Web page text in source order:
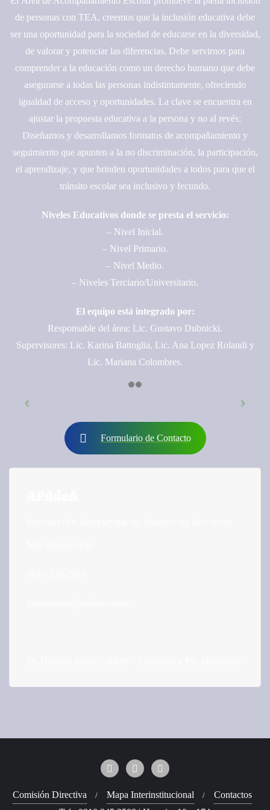
de personas con TEA, creemos que la inclusión educativa debe
ser una oportunidad para la sociedad de educarse en la diversidad,
de valorar y potenciar las diferencias. Debe servirnos para
comprender a la educación como un derecho humano que debe
asegurarse a todas las personas indistintamente, ofreciendo
igualdad de acceso y oportunidades. La clave se encuentra en
ajustar la propuesta educativa a la persona y no al revés:
Diseñamos y desarrollamos formatos de acompañamiento y
seguimiento que apunten a la no discriminación, la participación,
el aprendizaje, y que brinden oportunidades a todos para que el
tránsito escolar sea inclusivo y fecundo.
Niveles Educativos donde se presta el servicio:
– Nivel Inicial.
– Nivel Primario.
– Nivel Medio.
– Niveles Terciario/Universitario.
El equipo está integrado por:
Responsable del área: Lic. Gustavo Dubnicki.
Supervisores: Lic. Karina Battoglia, Lic. Ana Lopez Rolandi y
Lic. Mariana Colombres.
Formulario de Contacto
Comisión Directiva Mapa Interinstitucional
Contactos